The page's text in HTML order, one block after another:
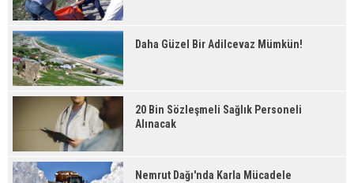
Daha Güzel Bir Adilcevaz Mümkün!
20 Bin Sözleşmeli Sağlık Personeli
Alınacak
Nemrut Dağı'nda Karla Mücadele